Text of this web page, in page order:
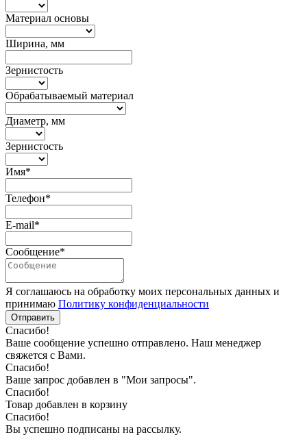
Материал основы
Ширина, мм
Зернистость
Обрабатываемый материал
Диаметр, мм
Зернистость
Имя*
Телефон*
E-mail*
Сообщение*
Я соглашаюсь на обработку моих персональных данных и
принимаю Политику конфиденциальности
Отправить
Спасибо!
Ваше сообщение успешно отправлено. Наш менеджер
свяжется с Вами.
Спасибо!
Ваше запрос добавлен в "Мои запросы".
Спасибо!
Товар добавлен в корзину
Спасибо!
Вы успешно подписаны на рассылку.